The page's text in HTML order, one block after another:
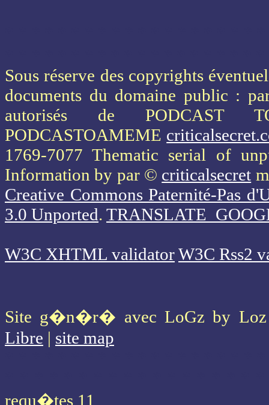
Sous réserve des copyrights
documents du domaine public :
autorisés de PODCAST
PODCASTOAMEME
1769-7077 Thematic serial of
Information by par © criticalsecret
Creative Commons Paternité-Pas
3.0 Unported.
W3C XHTML validatorW3C Rss2
Site g�n�r� avec LoGz by
Libre | site map
requ�tes 11